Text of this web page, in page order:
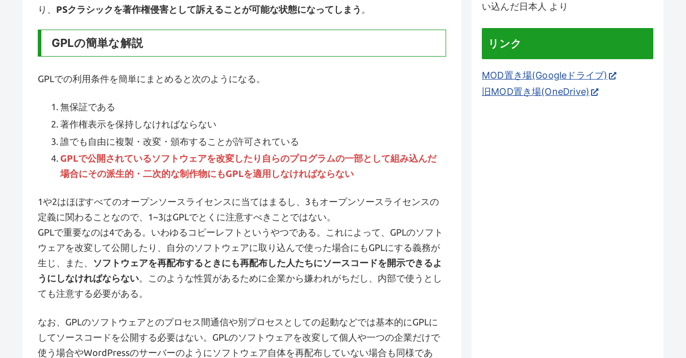
り、 PSクラシックを著作権侵害として訴えることが可能な状態になってしまう 。
GPLの簡単な解説
GPLでの利用条件を簡単にまとめると次のようになる。
無保証である
著作権表示を保持しなければならない
誰でも自由に複製・改変・頒布することが許可されている
GPLで公開されているソフトウェアを改変したり自らのプログラムの一部として組み込んだ
場合にその派生的・二次的な制作物にもGPLを適用しなければならない
1や2はほぼすべてのオープンソースライセンスに当てはまるし、3もオープンソースライセンスの
定義に関わることなので、1~3はGPLでとくに注意すべきことではない。
GPLで重要なのは4である。いわゆるコピーレフトというやつである。これによって、GPLのソフト
ウェアを改変して公開したり、自分のソフトウェアに取り込んで使った場合にもGPLにする義務が
生じ、また、 ソフトウェアを再配布するときにも再配布した人たちにソースコードを開示できるよ
うにしなければならない。このような性質があるために企業から嫌われがちだし、内部で使うとし
ても注意する必要がある。
なお、GPLのソフトウェアとのプロセス間通信や別プロセスとしての起動などでは基本的にGPLに
してソースコードを公開する必要はない。GPLのソフトウェアを改変して個人や一つの企業だけで
使う場合やWordPressのサーバーのようにソフトウェア自体を再配布していない場合も同様であ
い込んだ日本人 より
リンク
MOD置き場(Googleドライブ)
旧MOD置き場(OneDrive)